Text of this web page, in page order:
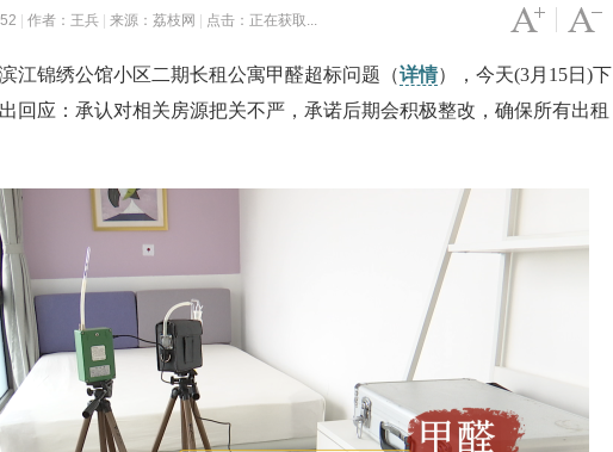
作者：王兵 来源：荔枝网 点击： 正在获取... 字号变小
锦绣公馆小区二期长租公寓甲醛超标问题（详情），今天(3月15日)下
回应：承认对相关房源把关不严，承诺后期会积极整改，确保所有出租